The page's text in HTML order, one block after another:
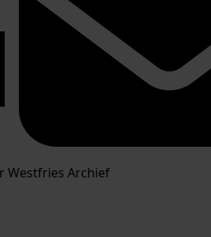
Westfries Archief